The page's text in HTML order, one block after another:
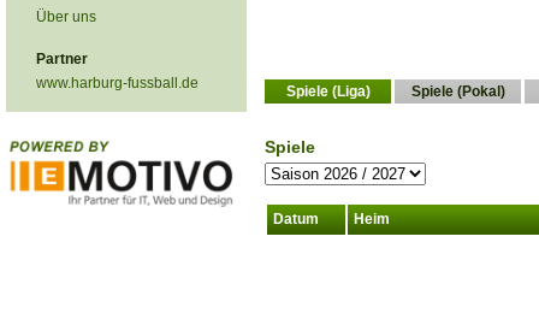
Über uns
Partner
www.harburg-fussball.de
Spiele (Liga) Spiele (Pokal)
Spiele
Datum Heim